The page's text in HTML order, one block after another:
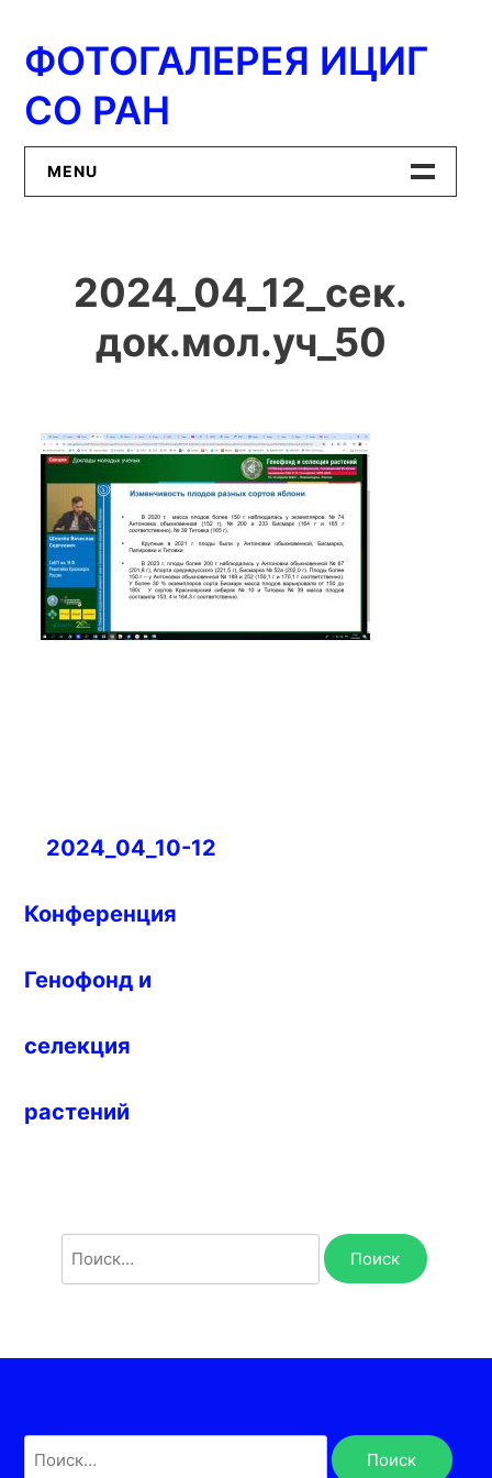
содержимому
ФОТОГАЛЕРЕЯ ИЦИГ
СО РАН
MENU
ИЦиГ СО РАН
2024_04_12_сек.
док.мол.уч_50
Навигация
записям
2024_04_10-12
Конференция
Генофонд и
селекция
растений
Найти: